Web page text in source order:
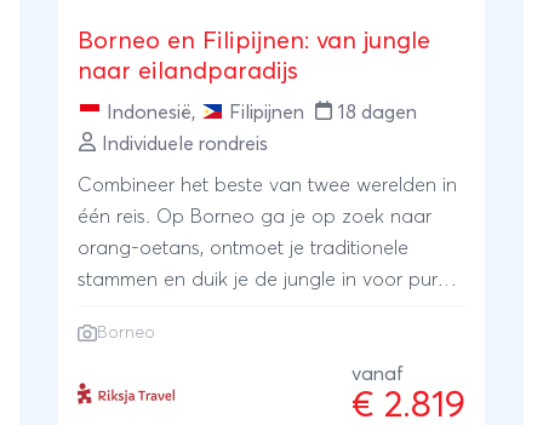
Borneo en Filipijnen: van jungle
naar eilandparadijs
Indonesië, Filipijnen
18 dagen
Individuele rondreis
Combineer het beste van twee werelden in
één reis. Op Borneo ga je op zoek naar
orang-oetans, ontmoet je traditionele
stammen en duik je de jungle in voor pure
actie en avontuur: ga canyoning, trek naar
verborgen watervallen en sluit af op
paradijselijke stranden met wit zand en
Borneo
vanaf
€ 2.819